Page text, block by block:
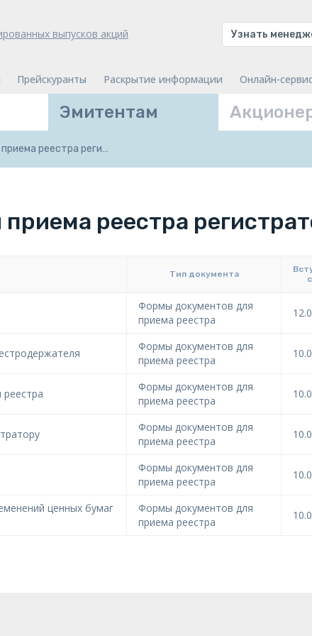
выпусков акций Узнать
Прейскуранты Раскрытие информации Онлайн-
Эмитентам
реестра реги…
реестра
Тип документа
Формы документов для
приема реестра
Формы документов для
приема реестра
Формы документов для
приема реестра
Формы документов для
приема реестра
Формы документов для
приема реестра
ценных бумаг
Формы документов для
приема реестра